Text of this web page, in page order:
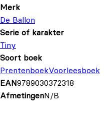
Merk
De Ballon
Serie of karakter
Tiny
Soort boek
PrentenboekVoorleesboek
EAN9789030372318
AfmetingenN/B